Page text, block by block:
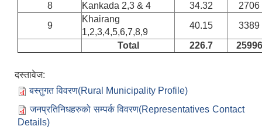
8
Kankada 2,3 & 4 34.32
2706
9
Khairang
1,2,3,4,5,6,7,8,9
40.15
3389
Total
226.7 25996
दस्तावेज:
बस्तुगत विवरण(Rural Municipality Profile)
जनप्रतिनिधहरुको सम्पर्क विवरण(Representatives Contact
Details)